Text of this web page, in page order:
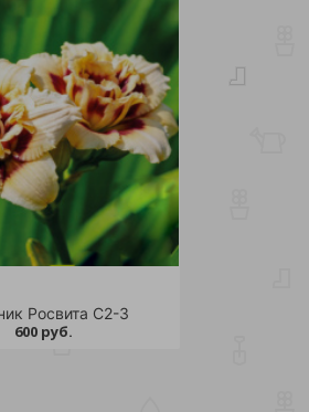
Росвита С2-3
600 руб.